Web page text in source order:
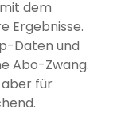
dem
Ergebnisse.
Daten und
Abo-Zwang.
für